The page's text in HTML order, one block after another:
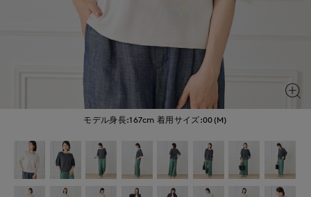
モデル身長:167cm 着用サイズ:00(M)